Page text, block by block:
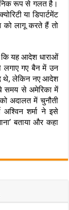
रूप से गलत है।
या डिपार्टमेंट
को लागू करते हैं तो
कि यह आदेश धाराओं
लगाए गए बैन में उन
थे, लेकिन नए आदेश
समय से अमेरिका में
अदालत में चुनौती
शर्मा ने इसे
बताया और कहा